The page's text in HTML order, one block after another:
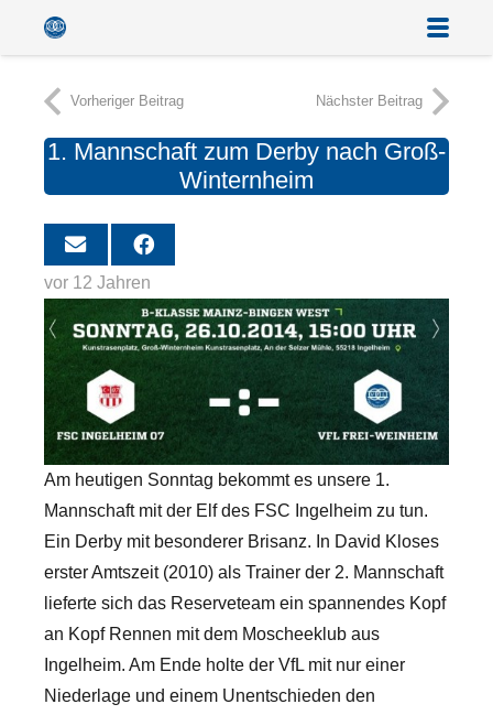
Vorheriger Beitrag Nächster Beitrag
1. Mannschaft zum Derby nach Groß-
Winternheim
vor 12 Jahren
Am heutigen Sonntag bekommt es unsere 1.
Mannschaft mit der Elf des FSC Ingelheim zu tun.
Ein Derby mit besonderer Brisanz. In David Kloses
erster Amtszeit (2010) als Trainer der 2. Mannschaft
lieferte sich das Reserveteam ein spannendes Kopf
an Kopf Rennen mit dem Moscheeklub aus
Ingelheim. Am Ende holte der VfL mit nur einer
Niederlage und einem Unentschieden den